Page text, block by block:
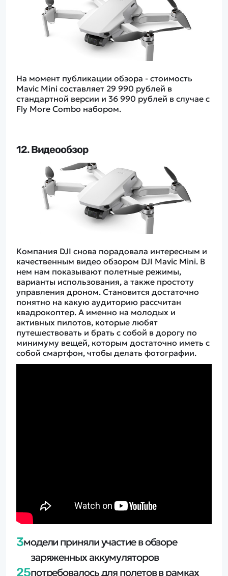
На момент публикации обзора - стоимость
Mavic Mini составляет 29 990 рублей в
стандартной версии и 36 990 рублей в случае c
Fly More Combo набором.
12. Видеообзор
Компания DJI снова порадовала интересным и
качественным видео обзором DJI Mavic Mini. В
нем нам показывают полетные режимы,
варианты использования, а также простоту
управления дроном. Становится достаточно
понятно на какую аудиторию рассчитан
квадрокоптер. А именно на молодых и
активных пилотов, которые любят
путешествовать и брать с собой в дорогу по
минимуму вещей, которым достаточно иметь с
собой смартфон, чтобы делать фотографии.
3модели приняли участие в обзоре
25
заряженных аккумуляторов
потребовалось для полетов в рамках